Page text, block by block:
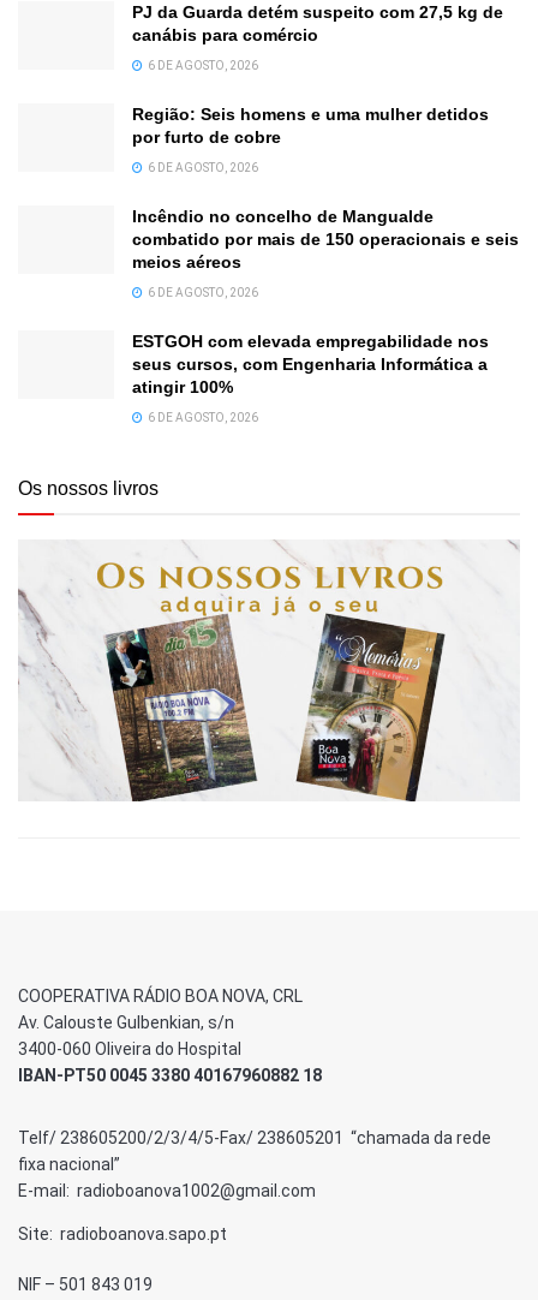
PJ da Guarda detém suspeito com 27,5 kg de
canábis para comércio
6 DE AGOSTO, 2026
Região: Seis homens e uma mulher detidos
por furto de cobre
6 DE AGOSTO, 2026
Incêndio no concelho de Mangualde
combatido por mais de 150 operacionais e seis
meios aéreos
6 DE AGOSTO, 2026
ESTGOH com elevada empregabilidade nos
seus cursos, com Engenharia Informática a
atingir 100%
6 DE AGOSTO, 2026
Os nossos livros
COOPERATIVA RÁDIO BOA NOVA, CRL
Av. Calouste Gulbenkian, s/n
3400-060 Oliveira do Hospital
IBAN-PT50 0045 3380 40167960882 18
Telf/ 238605200/2/3/4/5-Fax/ 238605201 “chamada da rede
fixa nacional”
E-mail: radioboanova1002@gmail.com
Site: radioboanova.sapo.pt
NIF – 501 843 019